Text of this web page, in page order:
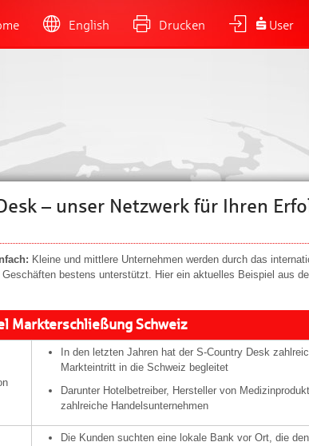
English Drucken User
– unser Netzwerk für Ihren
Kleine und mittlere Unternehmen werden durch das
Geschäften bestens unterstützt. Hier ein aktuelles Beispiel aus
Markterschließung Schweiz
In den letzten Jahren hat der S-Country Desk
Markteintritt in die Schweiz begleitet
Darunter Hotelbetreiber, Hersteller von
zahlreiche Handelsunternehmen
Die Kunden suchten eine lokale Bank vor Ort, die